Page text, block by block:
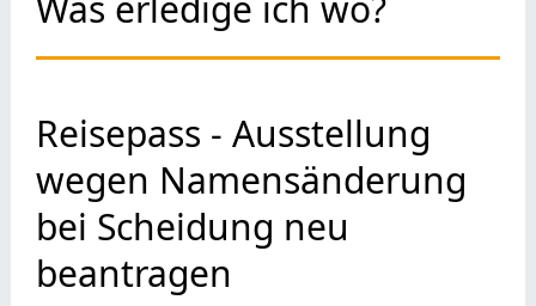
Reisepass - Ausstellung
wegen Namensänderung
bei Scheidung neu
beantragen